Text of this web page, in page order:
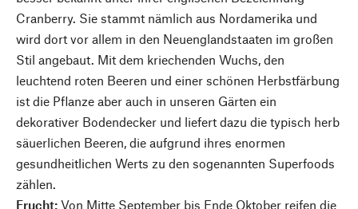
Cranberry. Sie stammt nämlich aus Nordamerika und
wird dort vor allem in den Neuenglandstaaten im großen
Stil angebaut. Mit dem kriechenden Wuchs, den
leuchtend roten Beeren und einer schönen Herbstfärbung
ist die Pflanze aber auch in unseren Gärten ein
dekorativer Bodendecker und liefert dazu die typisch herb
säuerlichen Beeren, die aufgrund ihres enormen
gesundheitlichen Werts zu den sogenannten Superfoods
zählen.
Frucht: Von Mitte September bis Ende Oktober reifen die